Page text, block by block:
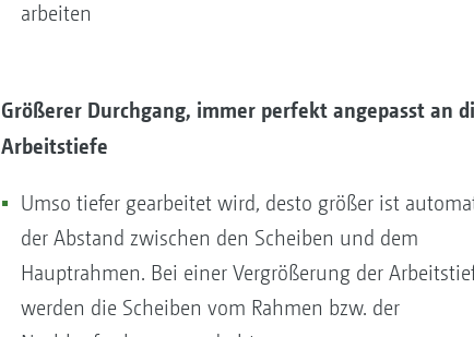
arbeiten
Größerer Durchgang, immer perfekt angepasst an
Arbeitstiefe
Umso tiefer gearbeitet wird, desto größer ist
der Abstand zwischen den Scheiben und dem
Hauptrahmen. Bei einer Vergrößerung der
werden die Scheiben vom Rahmen bzw. der